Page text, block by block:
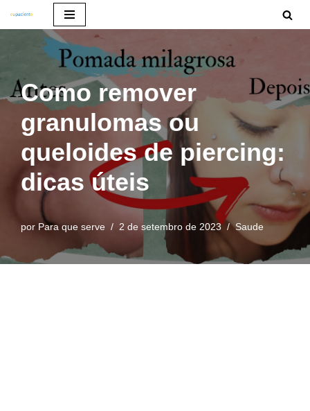
conteúdo
Como remover
granulomas ou
queloides de piercing:
dicas úteis
por Para que serve 2 de setembro de 2023 Saude